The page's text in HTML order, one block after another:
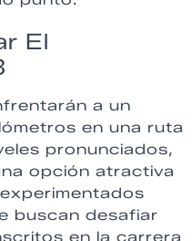
El
a un
en una ruta
pronunciados,
opción atractiva
buscan desafiar
en la carrera